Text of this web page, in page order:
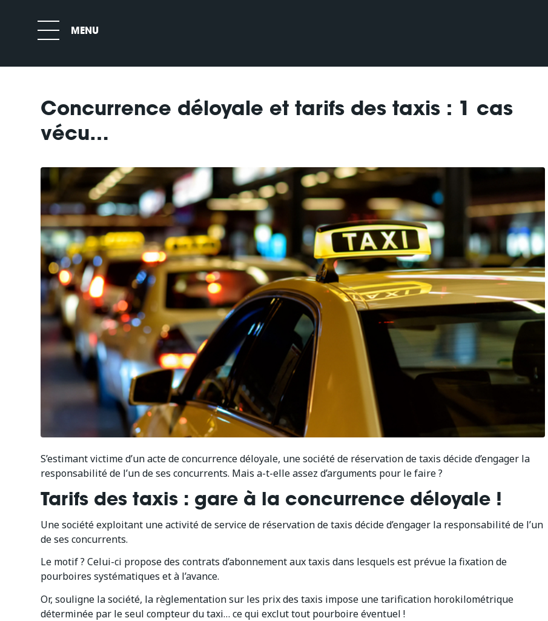
Concurrence déloyale et tarifs des taxis : 1 cas
vécu…
S’estimant victime d’un acte de concurrence déloyale, une société de réservation de taxis décide d’engager la
responsabilité de l’un de ses concurrents. Mais a-t-elle assez d’arguments pour le faire ?
Tarifs des taxis : gare à la concurrence déloyale !
Une société exploitant une activité de service de réservation de taxis décide d’engager la responsabilité de l’un
de ses concurrents.
Le motif ? Celui-ci propose des contrats d’abonnement aux taxis dans lesquels est prévue la fixation de
pourboires systématiques et à l’avance.
Or, souligne la société, la règlementation sur les prix des taxis impose une tarification horokilométrique
déterminée par le seul compteur du taxi… ce qui exclut tout pourboire éventuel !